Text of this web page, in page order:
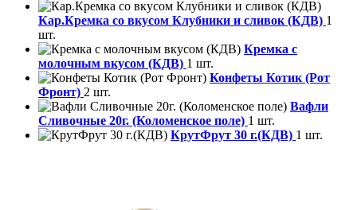
Кар.Кремка со вкусом Клубники и сливок (КДВ) 1
шт.
Кремка с
молочным вкусом (КДВ) 1 шт.
Конфеты Котик (Рот
Фронт) 2 шт.
Вафли
Сливочные 20г. (Коломенское поле) 1 шт.
КрутФрут 30 г.(КДВ) 1 шт.